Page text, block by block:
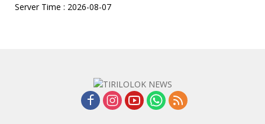
Server Time : 2026-08-07